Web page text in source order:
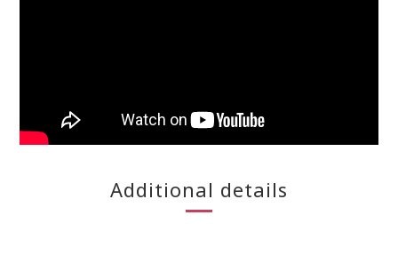
Additional details